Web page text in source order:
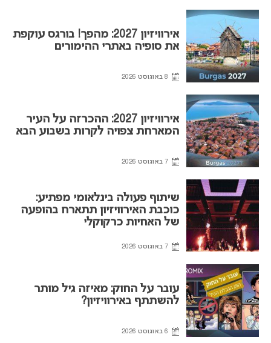
אירוויזיון 2027: מהפך! בורגס עוקפת
את סופיה באתרי ההימורים
8 באוגוסט 2026
אירוויזיון 2027: ההכרזה על העיר
המארחת צפויה לקרות בשבוע הבא
7 באוגוסט 2026
שיתוף פעולה בינלאומי מפתיע:
כוכבת האירוויזיון תתארח בהופעה
של האחיות כרקוקלי
7 באוגוסט 2026
עובר על החוק: מאיזה גיל מותר
להשתתף באירוויזיון?
6 באוגוסט 2026